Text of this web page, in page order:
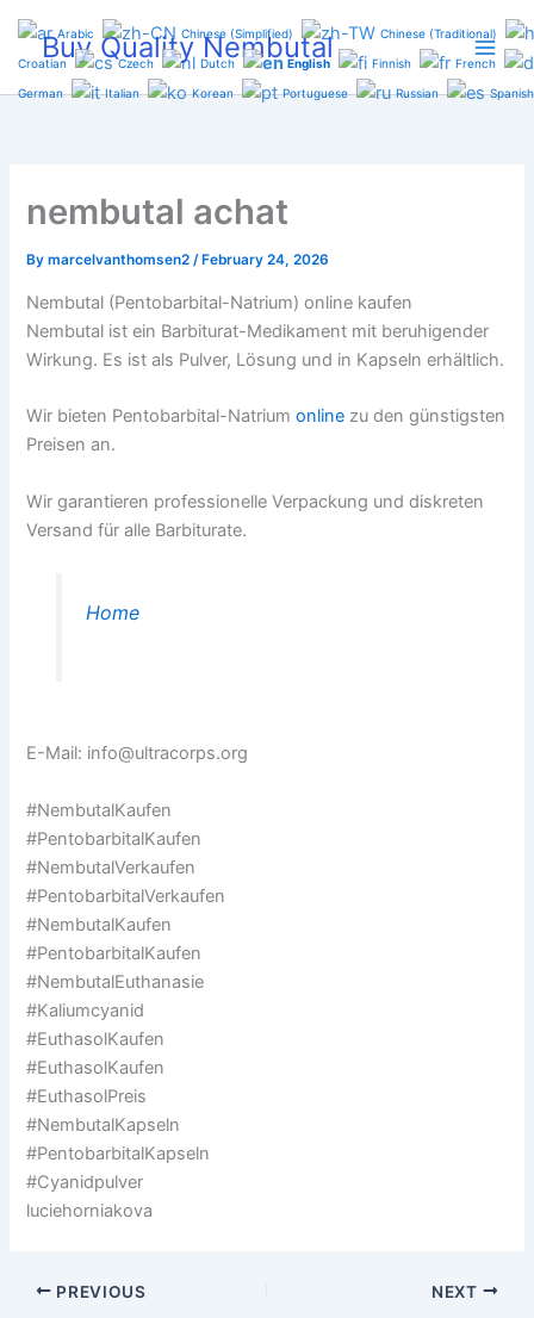
content
Buy Quality Nembutal
nembutal achat
Bymarcelvanthomsen2/ February 24, 2026
Nembutal (Pentobarbital-Natrium) online kaufen
Nembutal ist ein Barbiturat-Medikament mit beruhigender
Wirkung. Es ist als Pulver, Lösung und in Kapseln erhältlich.
Wir bieten Pentobarbital-Natriumonline zu den günstigsten
Preisen an.
Wir garantieren professionelle Verpackung und diskreten
Versand für alle Barbiturate.
Home
E-Mail: info@ultracorps.org
#NembutalKaufen
#PentobarbitalKaufen
#NembutalVerkaufen
#PentobarbitalVerkaufen
#NembutalKaufen
#PentobarbitalKaufen
#NembutalEuthanasie
#Kaliumcyanid
#EuthasolKaufen
#EuthasolKaufen
#EuthasolPreis
#NembutalKapseln
#PentobarbitalKapseln
#Cyanidpulver
luciehorniakova
PREVIOUS NEXT
Arabic Chinese (Simplified) Chinese (Traditional)
Croatian Czech Dutch English Finnish French
German Italian Korean Portuguese Russian Spanish